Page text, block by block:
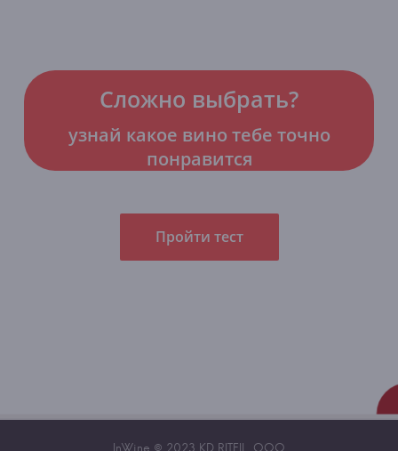
Сложно выбрать?
узнай какое вино тебе точно
понравится
Пройти тест
InWine © 2023 KD RITEIL, OOO